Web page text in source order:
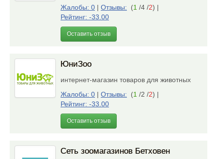
Жалобы: 0 | Отзывы: (1 /4 /2) |
Рейтинг: -33.00
Оставить отзыв
ЮниЗоо
интернет-магазин товаров для животных
Жалобы: 0 | Отзывы: (1 /2 /2) |
Рейтинг: -33.00
Оставить отзыв
Сеть зоомагазинов Бетховен